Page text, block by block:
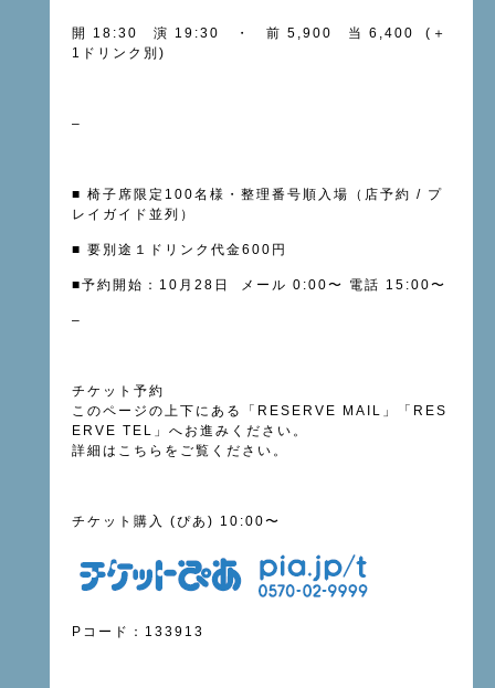
開 18:30 演 19:30 ・ 前 5,900 当 6,400 (＋
1ドリンク別)
–
■ 椅子席限定100名様・整理番号順入場（店予約 / プ
レイガイド並列）
■ 要別途１ドリンク代金600円
■予約開始：10月28日 メール 0:00〜 電話 15:00〜
–
チケット予約
このページの上下にある「RESERVE MAIL」「RES
ERVE TEL」へお進みください。
詳細は こちら をご覧ください。
チケット購入 (ぴあ) 10:00〜
Pコード：133913